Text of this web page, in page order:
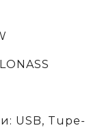
USB, Tupe-